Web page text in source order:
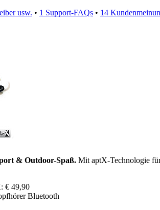
usw. • 1 Support-FAQs • 14
& Outdoor-Spaß. Mit aptX-Technologie
€ 49,90
Bluetooth